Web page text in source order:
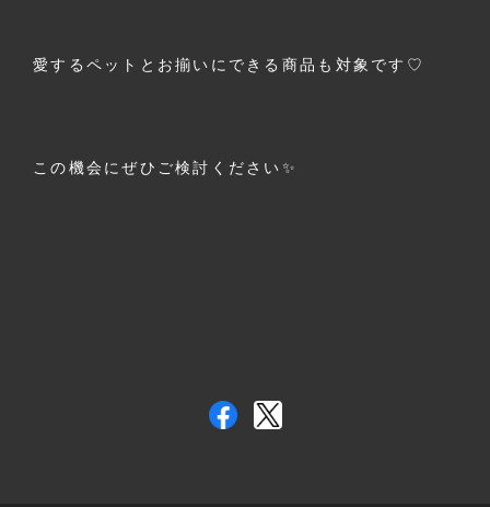
愛するペットとお揃いにできる商品も対象です♡
この機会にぜひご検討ください✨